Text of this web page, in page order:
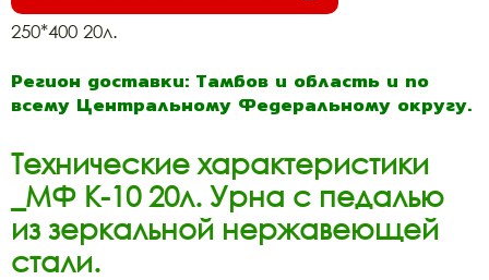
250*400 20л.
Регион доставки: Тамбов и область и по
всему Центральному Федеральному округу.
Технические характеристики
_МФ К-10 20л. Урна с педалью
из зеркальной нержавеющей
стали.